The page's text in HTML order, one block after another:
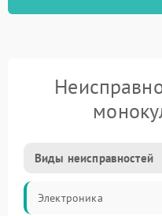
Виды неисправностей
Электроника